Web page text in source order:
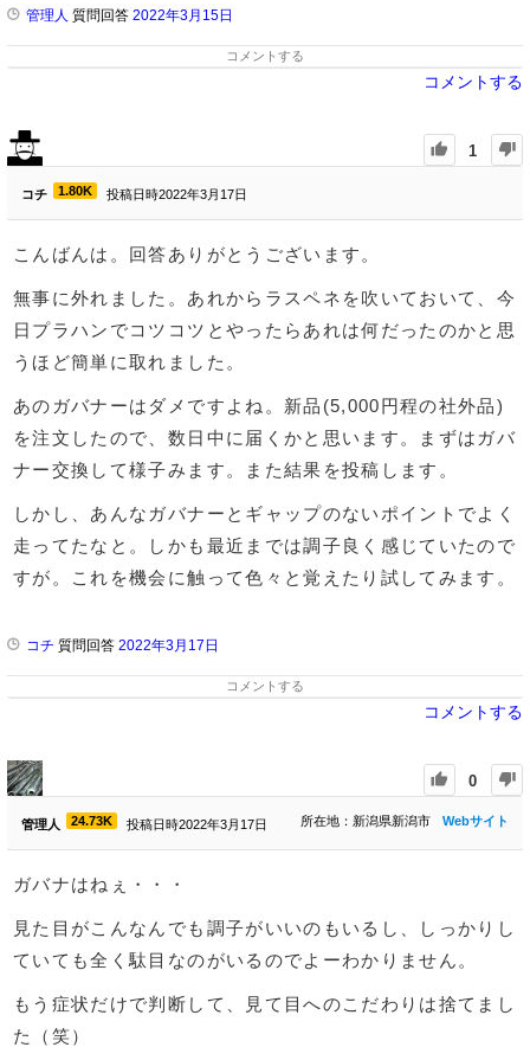
管理人 質問回答 2022年3月15日
コメントする
コメントする
1
コチ 1.80K 投稿日時2022年3月17日
こんばんは。回答ありがとうございます。
無事に外れました。あれからラスペネを吹いておいて、今
日プラハンでコツコツとやったらあれは何だったのかと思
うほど簡単に取れました。
あのガバナーはダメですよね。新品(5,000円程の社外品)
を注文したので、数日中に届くかと思います。まずはガバ
ナー交換して様子みます。また結果を投稿します。
しかし、あんなガバナーとギャップのないポイントでよく
走ってたなと。しかも最近までは調子良く感じていたので
すが。これを機会に触って色々と覚えたり試してみます。
コチ 質問回答 2022年3月17日
コメントする
コメントする
0
管理人 24.73K 投稿日時2022年3月17日 Webサイト
所在地：新潟県新潟市
ガバナはねぇ・・・
見た目がこんなんでも調子がいいのもいるし、しっかりし
ていても全く駄目なのがいるのでよーわかりません。
もう症状だけで判断して、見て目へのこだわりは捨てまし
た（笑）